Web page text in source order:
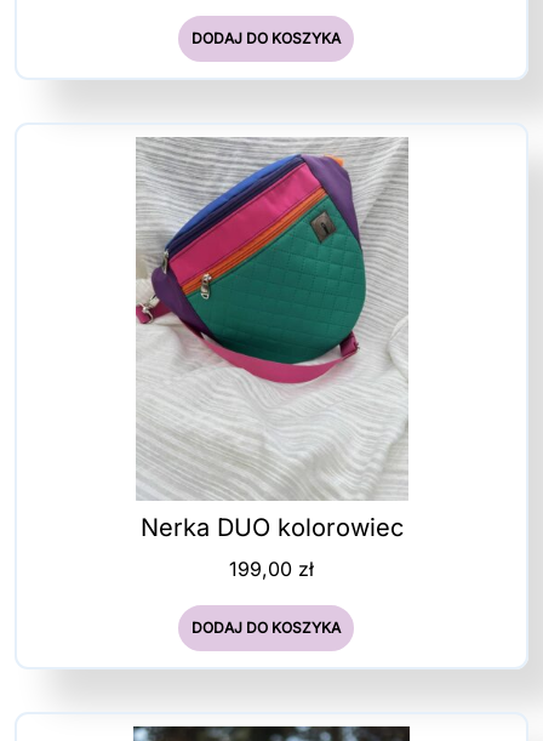
DODAJ DO KOSZYKA
Nerka DUO kolorowiec
199,00 zł
DODAJ DO KOSZYKA